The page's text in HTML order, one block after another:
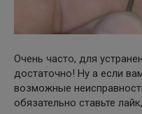
Очень часто, для
достаточно! Ну а если
возможные
обязательно ставьте